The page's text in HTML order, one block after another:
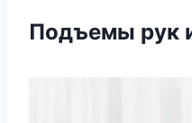
Подъемы рук